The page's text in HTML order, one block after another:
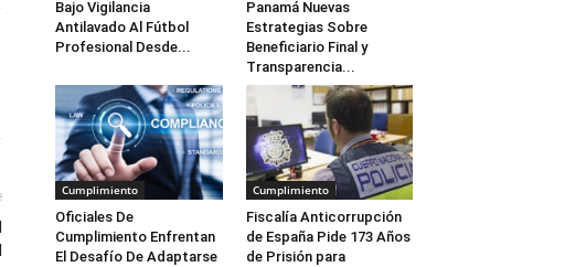
Bajo Vigilancia
Antilavado Al Fútbol
Profesional Desde...
Panamá Nuevas
Estrategias Sobre
Beneficiario Final y
Transparencia...
Cumplimiento
Oficiales De
Cumplimiento Enfrentan
El Desafío De Adaptarse
Cumplimiento
Fiscalía Anticorrupción
de España Pide 173 Años
de Prisión para